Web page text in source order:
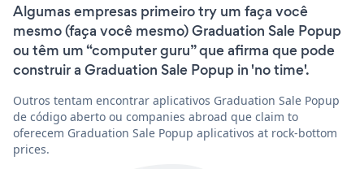
Algumas empresas primeiro try um faça você
mesmo (faça você mesmo) Graduation Sale Popup
ou têm um “computer guru” que afirma que pode
construir a Graduation Sale Popup in 'no time'.
Outros tentam encontrar aplicativos Graduation Sale Popup
de código aberto ou companies abroad que claim to
oferecem Graduation Sale Popup aplicativos at rock-bottom
prices.